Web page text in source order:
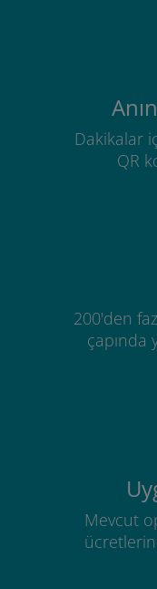
Dakikalar
QR
200'den
çapında
Mevcut